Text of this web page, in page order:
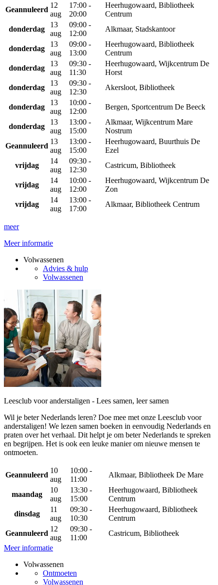
Geannuleerd
12
aug
17:00 -
20:00
Heerhugowaard, Bibliotheek
Centrum
donderdag
13
aug
09:00 -
12:00
Alkmaar, Stadskantoor
donderdag
13
aug
09:00 -
13:00
Heerhugowaard, Bibliotheek
Centrum
donderdag
13
aug
09:30 -
11:30
Heerhugowaard, Wijkcentrum De
Horst
donderdag
13
aug
09:30 -
12:30
Akersloot, Bibliotheek
donderdag
13
aug
10:00 -
12:00
Bergen, Sportcentrum De Beeck
donderdag
13
aug
13:00 -
15:00
Alkmaar, Wijkcentrum Mare
Nostrum
Geannuleerd
13
aug
13:00 -
15:00
Heerhugowaard, Buurthuis De
Ezel
vrijdag
14
aug
09:30 -
12:30
Castricum, Bibliotheek
vrijdag
14
aug
10:00 -
12:00
Heerhugowaard, Wijkcentrum De
Zon
vrijdag
14
aug
13:00 -
17:00
Alkmaar, Bibliotheek Centrum
meer
Meer informatie
Volwassenen
Advies & hulp
Volwassenen
Leesclub voor anderstaligen - Lees samen, leer samen
Wil je beter Nederlands leren? Doe mee met onze Leesclub voor
anderstaligen! We lezen samen boeken in eenvoudig Nederlands en
praten over het verhaal. Dit helpt je om beter Nederlands te spreken
en begrijpen. Het is ook een leuke manier om nieuwe mensen te
ontmoeten.
Geannuleerd
10
aug
10:00 -
11:00
Alkmaar, Bibliotheek De Mare
maandag
10
aug
13:30 -
15:00
Heerhugowaard, Bibliotheek
Centrum
dinsdag
11
aug
09:30 -
10:30
Heerhugowaard, Bibliotheek
Centrum
Geannuleerd
12
aug
09:30 -
11:00
Castricum, Bibliotheek
Meer informatie
Volwassenen
Ontmoeten
Volwassenen